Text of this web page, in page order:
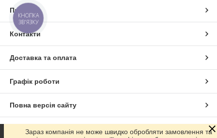
Про нас
Контакти
Доставка та оплата
Графік роботи
Повна версія сайту
Сайт створено на маркетплейсі Prom.ua
Зараз компанія не може швидко обробляти замовлення та
КНОПКА
ЗВ'ЯЗКУ